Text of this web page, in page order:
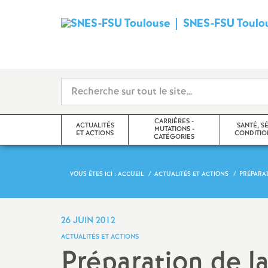
SNES-FSU
ACTUALITÉS
ET ACTIONS
Actualités académiques
Pétitions en cours
CARRIÈRES -
MUTATIONS -
CATÉGORIES
Retraites
SANTÉ,
VOUS ÊTES ICI : ACCUEIL ACTUALITÉS ET ACTIONS
26 JUIN 2012
ACTUALITÉS ET ACTIONS